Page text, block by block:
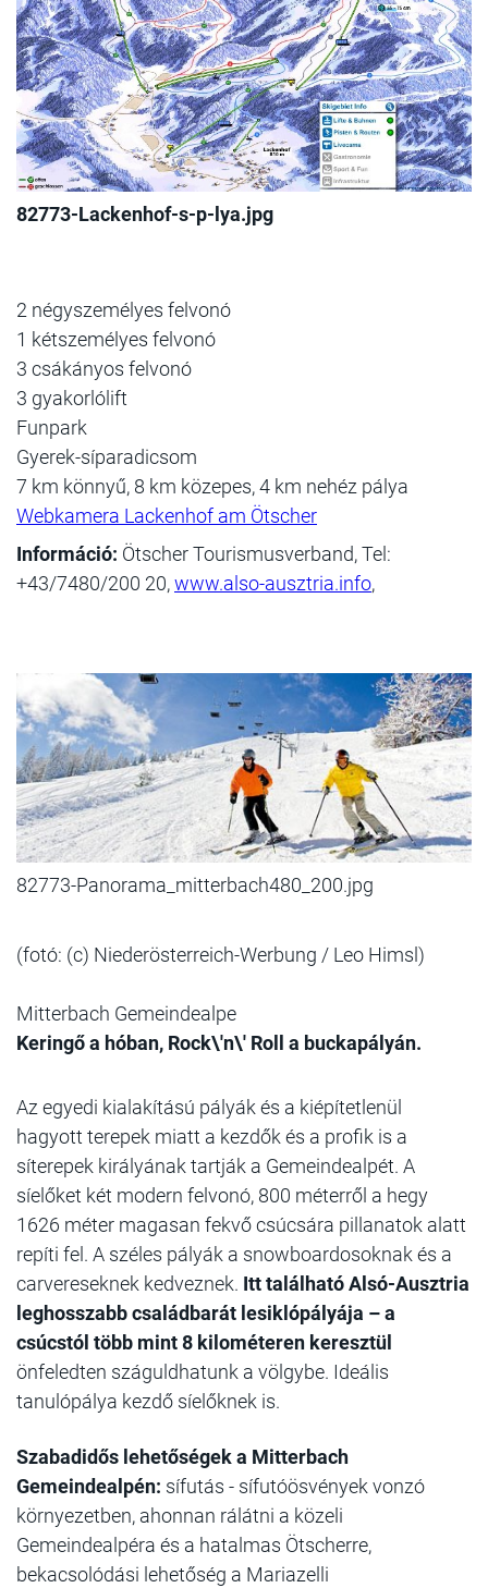
82773-Lackenhof-s-p-lya.jpg
2 négyszemélyes felvonó
1 kétszemélyes felvonó
3 csákányos felvonó
3 gyakorlólift
Funpark
Gyerek-síparadicsom
7 km könnyű, 8 km közepes, 4 km nehéz pálya
Webkamera Lackenhof am Ötscher
Információ: Ötscher Tourismusverband, Tel:
+43/7480/200 20,www.also-ausztria.info,
82773-Panorama_mitterbach480_200.jpg
(fotó: (c) Niederösterreich-Werbung / Leo Himsl)
Mitterbach Gemeindealpe
Keringő a hóban, Rock\'n\' Roll a buckapályán.
Az egyedi kialakítású pályák és a kiépítetlenül
hagyott terepek miatt a kezdők és a profik is a
síterepek királyának tartják a Gemeindealpét. A
síelőket két modern felvonó, 800 méterről a hegy
1626 méter magasan fekvő csúcsára pillanatok alatt
repíti fel . A széles pályák a snowboardosoknak és a
carvereseknek kedveznek. Itt található Alsó-Ausztria
leghosszabb családbarát lesiklópályája – a
csúcstól több mint 8 kilométeren keresztül
önfeledten száguldhatunk a völgybe. Ideális
tanulópálya kezdő síelőknek is.
Szabadidős lehetőségek a Mitterbach
Gemeindealpén: sífutás - sífutóösvények vonzó
környezetben, ahonnan rálátni a közeli
Gemeindealpéra és a hatalmas Ötscherre,
bekacsolódási lehetőség a Mariazelli